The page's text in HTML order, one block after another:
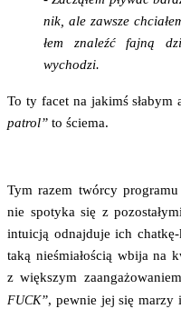
nik, ale zawsze
łem zna­leźć faj­ną
wychodzi.
To ty facet na jakimś sła­bym
patrol” to ście­ma.
Tym razem twór­cy
nie spo­ty­ka się z
intu­icją odnaj­du­je ich
taką nie­śmia­ło­ścią wbi­ja na
z więk­szym
FUCK”, pew­nie jej się marzy